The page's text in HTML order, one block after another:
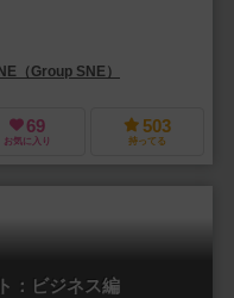
（Group SNE）
69
お気に入り
503
持ってる
：ビジネス編